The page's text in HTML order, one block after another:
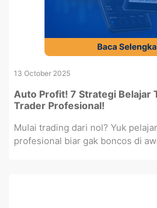
13 October 2025
Auto Profit! 7 Strategi Belajar
Trader Profesional!
Mulai trading dari nol? Yuk
profesional biar gak boncos di